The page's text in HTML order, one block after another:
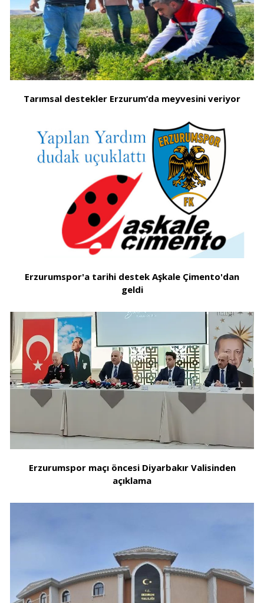
Tarımsal destekler Erzurum’da meyvesini veriyor
Erzurumspor'a tarihi destek Aşkale Çimento'dan
geldi
Erzurumspor maçı öncesi Diyarbakır Valisinden
açıklama